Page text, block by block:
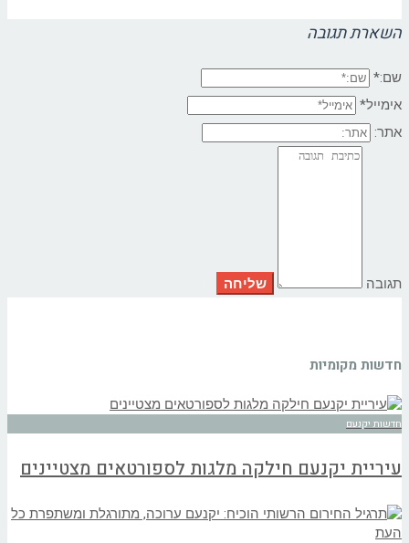
השארת תגובה
שם:*
אימייל*
אתר:
תגובה
חדשות מקומיות
חדשות יקנעם
עיריית יקנעם חילקה מלגות לספורטאים מצטיינים